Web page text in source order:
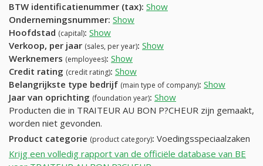
BTW identificatienummer (tax): Show
Ondernemingsnummer: Show
Hoofdstad (capital): Show
Verkoop, per jaar (sales, per year): Show
Werknemers (employees): Show
Credit rating (credit rating): Show
Belangrijkste type bedrijf (main type of company): Show
Jaar van oprichting (foundation year): Show
Producten die in TRAITEUR AU BON P?CHEUR zijn gemaakt,
worden niet gevonden.
Product categorie (product category): Voedingsspeciaalzaken
Krijg een volledig rapport van de officiële database van BE